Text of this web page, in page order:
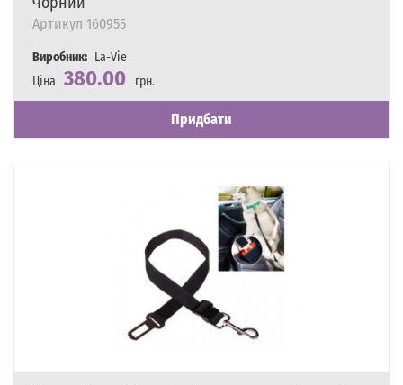
Артикул 160955
Виробник: La-Vie
Ціна 380.00
грн.
Наявність
Є в наявності
Придбати